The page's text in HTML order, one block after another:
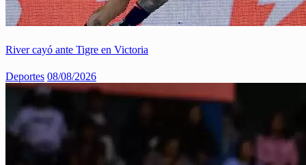
River cayó ante Tigre en Victoria
Deportes 08/08/2026